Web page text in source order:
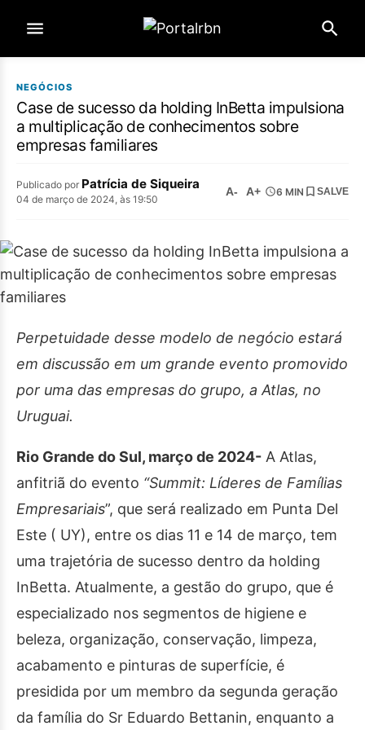
NEGÓCIOS
Case de sucesso da holding InBetta impulsiona
a multiplicação de conhecimentos sobre
empresas familiares
Publicado por Patrícia de Siqueira
04 de março de 2024, às 19:50
A- A+ 6 MIN SALVE
Perpetuidade desse modelo de negócio estará
em discussão em um grande evento promovido
por uma das empresas do grupo, a Atlas, no
Uruguai.
Rio Grande do Sul, março de 2024- A Atlas,
anfitriã do evento “Summit: Líderes de Famílias
Empresariais”, que será realizado em Punta Del
Este ( UY), entre os dias 11 e 14 de março, tem
uma trajetória de sucesso dentro da holding
InBetta. Atualmente, a gestão do grupo, que é
especializado nos segmentos de higiene e
beleza, organização, conservação, limpeza,
acabamento e pinturas de superfície, é
presidida por um membro da segunda geração
da família do Sr Eduardo Bettanin, enquanto a